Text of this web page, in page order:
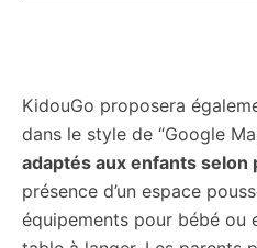
KidouGo proposera
dans le style de “Google
adaptés aux enfants
présence d’un espace
équipements pour bébé ou